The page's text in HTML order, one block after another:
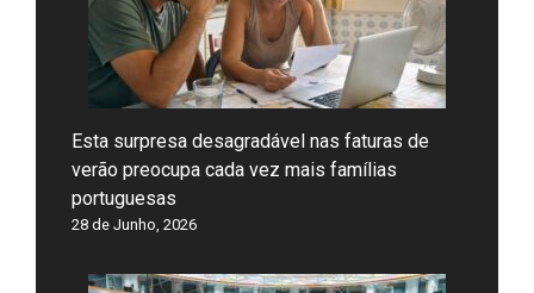
Esta surpresa desagradável nas faturas de
verão preocupa cada vez mais famílias
portuguesas
28 de Junho, 2026